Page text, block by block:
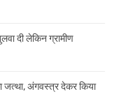
दी लेकिन ग्रामीण
जत्था, अंगवस्त्र देकर किया